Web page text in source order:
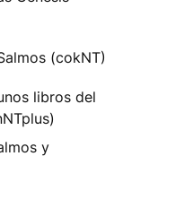
(cokNT)
libros del
y